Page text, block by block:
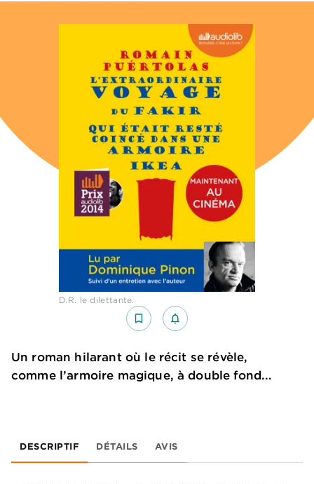
D.R. le dilettante.
bookmark_border notifications_none_outlined
Un roman hilarant où le récit se révèle,
comme l’armoire magique, à double fond...
DESCRIPTIF DÉTAILS AVIS